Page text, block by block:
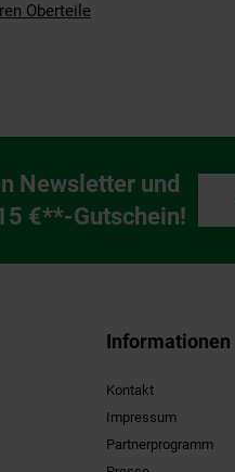
Oberteile
Newsletter und
€**-Gutschein!
Informationen
Kontakt
Impressum
Partnerprogramm